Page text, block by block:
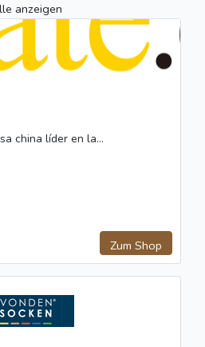
anzeigen
china líder en la...
Zum Shop